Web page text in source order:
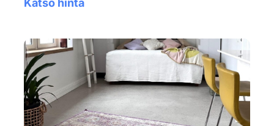
Katso hinta